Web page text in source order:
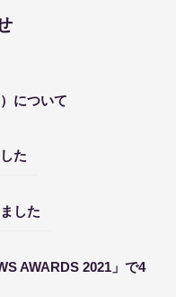
について
た
した
AWARDS 2021」で4